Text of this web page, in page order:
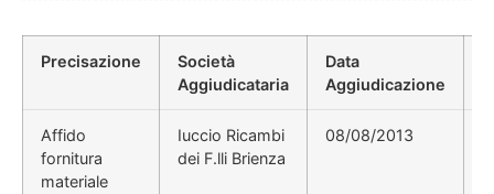
Precisazione
Società
Aggiudicataria
Data
Aggiudicazione
Affido
fornitura
materiale
Iuccio Ricambi
dei F.lli Brienza
08/08/2013